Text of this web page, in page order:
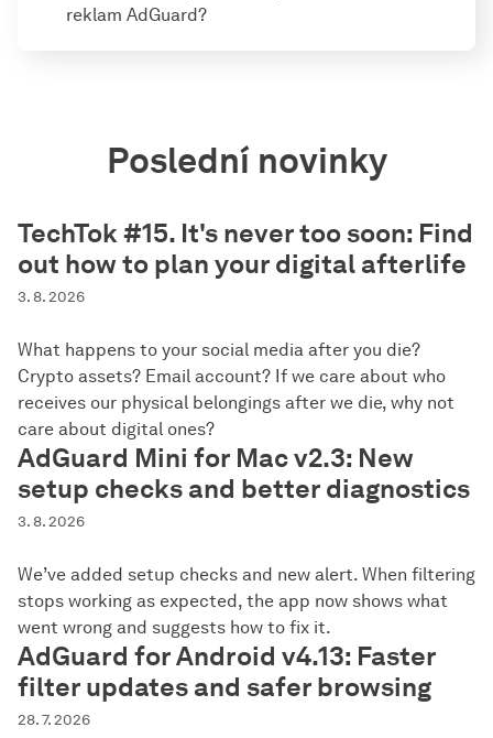
reklam AdGuard?
Poslední novinky
TechTok #15. It's never too soon: Find
out how to plan your digital afterlife
3. 8. 2026
What happens to your social media after you die?
Crypto assets? Email account? If we care about who
receives our physical belongings after we die, why not
care about digital ones?
AdGuard Mini for Mac v2.3: New
setup checks and better diagnostics
3. 8. 2026
We’ve added setup checks and new alert. When filtering
stops working as expected, the app now shows what
went wrong and suggests how to fix it.
AdGuard for Android v4.13: Faster
filter updates and safer browsing
28. 7. 2026